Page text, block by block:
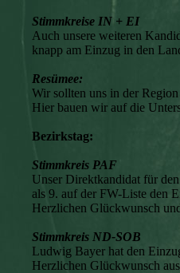
Stimmkreise IN + EI
Auch unsere weiteren
knapp am Einzug in den
Resümee:
Wir sollten uns in der
Hier bauen wir auf die
Bezirkstag:
Stimmkreis PAF
Unser Direktkandidat für
als 9. auf der FW-Liste den
Herzlichen Glückwunsch
Stimmkreis ND-SOB
Ludwig Bayer hat den
Herzlichen Glückwunsch